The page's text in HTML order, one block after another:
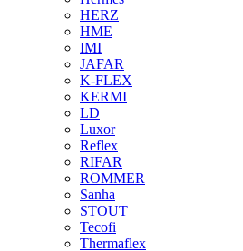
HERZ
HME
IMI
JAFAR
K-FLEX
KERMI
LD
Luxor
Reflex
RIFAR
ROMMER
Sanha
STOUT
Tecofi
Thermaflex